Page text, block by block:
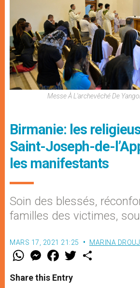
Messe À L'archevêché De
Birmanie: les
Saint-Joseph-de-
les manifestants
Soin des blessés,
familles des victimes,
MARS 17, 2021 21:25 MARINA
W
t
s
M
e
s
e
F
a
e
b
w
Share this Entry